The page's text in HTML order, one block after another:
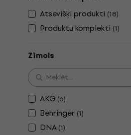
Atsevišķi produkti (18)
Produktu komplekti (1)
Zīmols
AKG (6)
Behringer (1)
DNA (1)